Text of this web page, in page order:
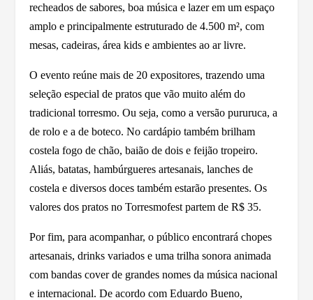
recheados de sabores, boa música e lazer em um espaço
amplo e principalmente estruturado de 4.500 m², com
mesas, cadeiras, área kids e ambientes ao ar livre.
O evento reúne mais de 20 expositores, trazendo uma
seleção especial de pratos que vão muito além do
tradicional torresmo. Ou seja, como a versão pururuca, a
de rolo e a de boteco. No cardápio também brilham
costela fogo de chão, baião de dois e feijão tropeiro.
Aliás, batatas, hambúrgueres artesanais, lanches de
costela e diversos doces também estarão presentes. Os
valores dos pratos no Torresmofest partem de R$ 35.
Por fim, para acompanhar, o público encontrará chopes
artesanais, drinks variados e uma trilha sonora animada
com bandas cover de grandes nomes da música nacional
e internacional. De acordo com Eduardo Bueno,